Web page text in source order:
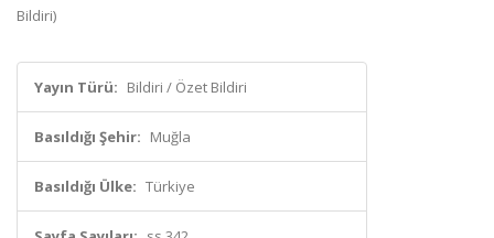
Bildiri)
Yayın Türü: Bildiri / Özet Bildiri
Basıldığı Şehir: Muğla
Basıldığı Ülke: Türkiye